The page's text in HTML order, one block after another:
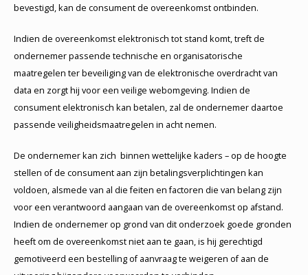
bevestigd, kan de consument de overeenkomst ontbinden.
Indien de overeenkomst elektronisch tot stand komt, treft de
ondernemer passende technische en organisatorische
maatregelen ter beveiliging van de elektronische overdracht van
data en zorgt hij voor een veilige webomgeving. Indien de
consument elektronisch kan betalen, zal de ondernemer daartoe
passende veiligheidsmaatregelen in acht nemen.
De ondernemer kan zich binnen wettelijke kaders – op de hoogte
stellen of de consument aan zijn betalingsverplichtingen kan
voldoen, alsmede van al die feiten en factoren die van belang zijn
voor een verantwoord aangaan van de overeenkomst op afstand.
Indien de ondernemer op grond van dit onderzoek goede gronden
heeft om de overeenkomst niet aan te gaan, is hij gerechtigd
gemotiveerd een bestelling of aanvraag te weigeren of aan de